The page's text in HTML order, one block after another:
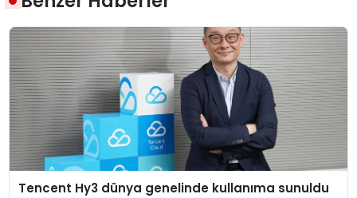
Tencent Hy3 dünya genelinde kullanıma sunuldu